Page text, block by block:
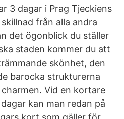
3 dagar i Prag Tjeckiens
från alla andra
det ögonblick du ställer
staden kommer du att
skönhet, den
barocka strukturerna
Vid en kortare
kan man redan på